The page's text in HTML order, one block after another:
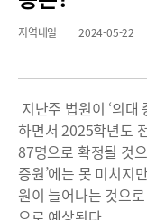
지역내일 2024-05-22
지난주 법원이 ‘의
하면서 2025학년도
87명으로 확정될 것
증원’에는 못 미치지
원이 늘어나는 것으